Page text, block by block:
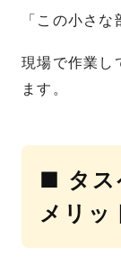
「この小さ
現場で作業し
ます。
■ タス
メリッ